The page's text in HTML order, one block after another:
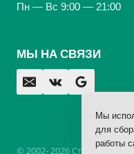
Пн — Вс 9:00 — 21:00
МЫ НА СВЯЗИ
© 2002- 2026
Мы
для
работы